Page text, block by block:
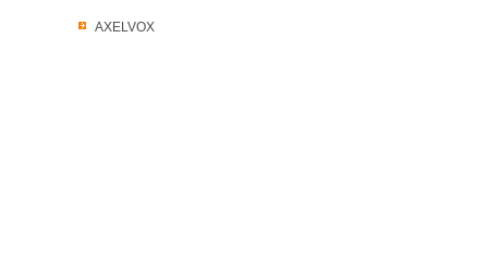
AXELVOX